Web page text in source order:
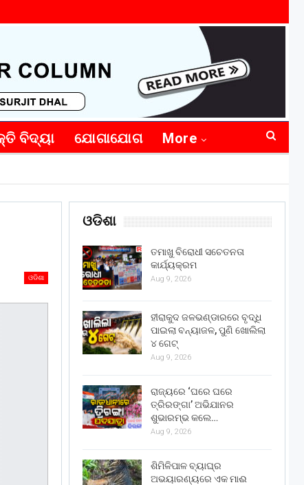
ବିଦ୍ୟା ଯୋଗାଯୋଗ More
ଓଡିଶା
ଓଡିଶା
ତମାଖୁ ବିରୋଧୀ ସଚେତନତା
କାର୍ଯ୍ୟକ୍ରମ
Aug 9, 2026
ହୀରାକୁଦ ଜଳଭଣ୍ଡାରରେ ବୃଦ୍ଧି
ପାଇଲା ବନ୍ୟାଜଳ, ପୁଣି ଖୋଲିଲା
୪ ଗେଟ୍
Aug 9, 2026
ରାଜ୍ୟରେ ‘ଘରେ ଘରେ
ତ୍ରିରଙ୍ଗା’ ଅଭିଯାନର
ଶୁଭାରମ୍ଭ କଲେ…
Aug 9, 2026
ଶିମିଳିପାଳ ବ୍ୟାଘ୍ର
ଅଭୟାରଣ୍ୟରେ ଏକ ମାଈ